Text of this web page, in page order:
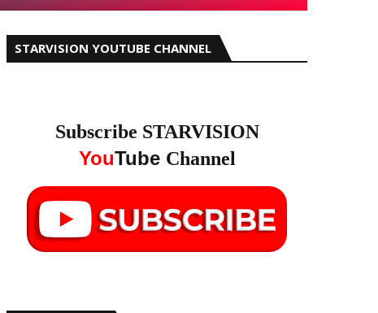
STARVISION YOUTUBE CHANNEL
Subscribe STARVISION
YouTube Channel